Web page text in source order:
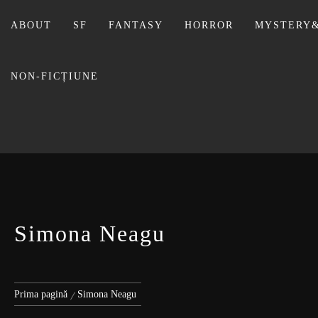
ABOUT SF FANTASY HORROR
NON-FICȚIUNE
Simona Neagu
Prima pagină Simona Neagu